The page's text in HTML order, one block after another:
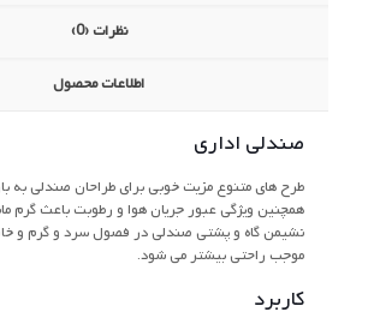
نظرات (0)
اطلاعات محصول
صندلی اداری
طرح های متنوع مزیت خوبی برای طراحان صندلی به
همچنین ویژگی عبور جریان هوا و رطوبت باعث گرم
نشیمن گاه و پشتی صندلی در فصول سرد و گرم و
موجب راحتی بیشتر می شود.
کاربرد